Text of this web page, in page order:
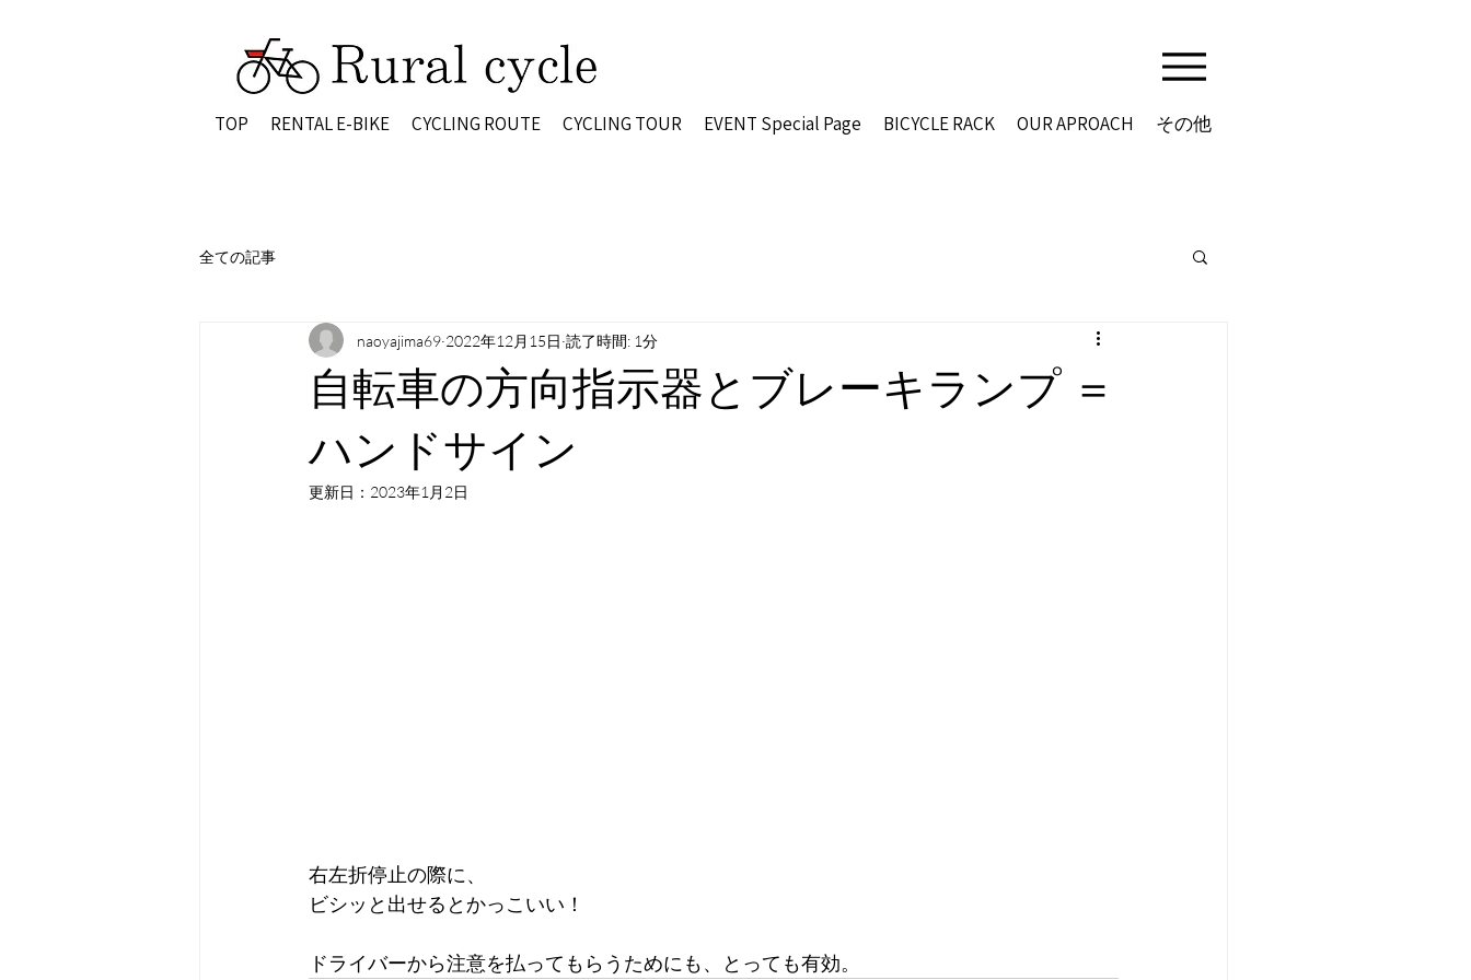
TOP RENTAL E-BIKE CYCLING ROUTE CYCLING TOUR EVENT Special Page BICYCLE RACK OUR APROACH その他
全ての記事
自転車の方向指示器とブレーキランプ ＝
ハンドサイン
naoyajima69 2022年12月15日 読了時間: 1分
更新日： 2023年1月2日
右左折停止の際に、
ビシッと出せるとかっこいい！
ドライバーから注意を払ってもらうためにも、とっても有効。